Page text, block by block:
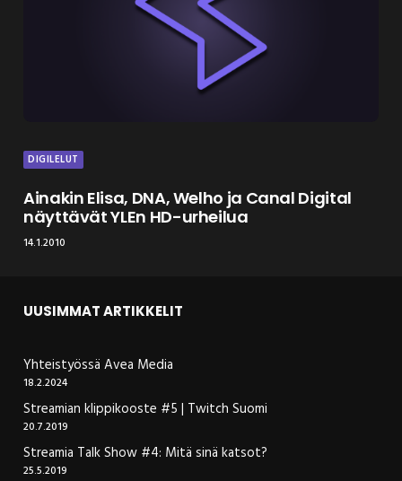
DIGILELUT
Ainakin Elisa, DNA, Welho ja Canal Digital
näyttävät YLEn HD-urheilua
14.1.2010
UUSIMMAT ARTIKKELIT
Yhteistyössä Avea Media
18.2.2024
Streamian klippikooste #5 | Twitch Suomi
20.7.2019
Streamia Talk Show #4: Mitä sinä katsot?
25.5.2019